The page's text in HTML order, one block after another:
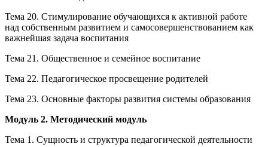
Тема 20. Стимулирование обучающихся к активной работе
над собственным развитием и самосовершенствованием как
важнейшая задача воспитания
Тема 21. Общественное и семейное воспитание
Тема 22. Педагогическое просвещение родителей
Тема 23. Основные факторы развития системы образования
Модуль 2. Методический модуль
Тема 1. Сущность и структура педагогической деятельности